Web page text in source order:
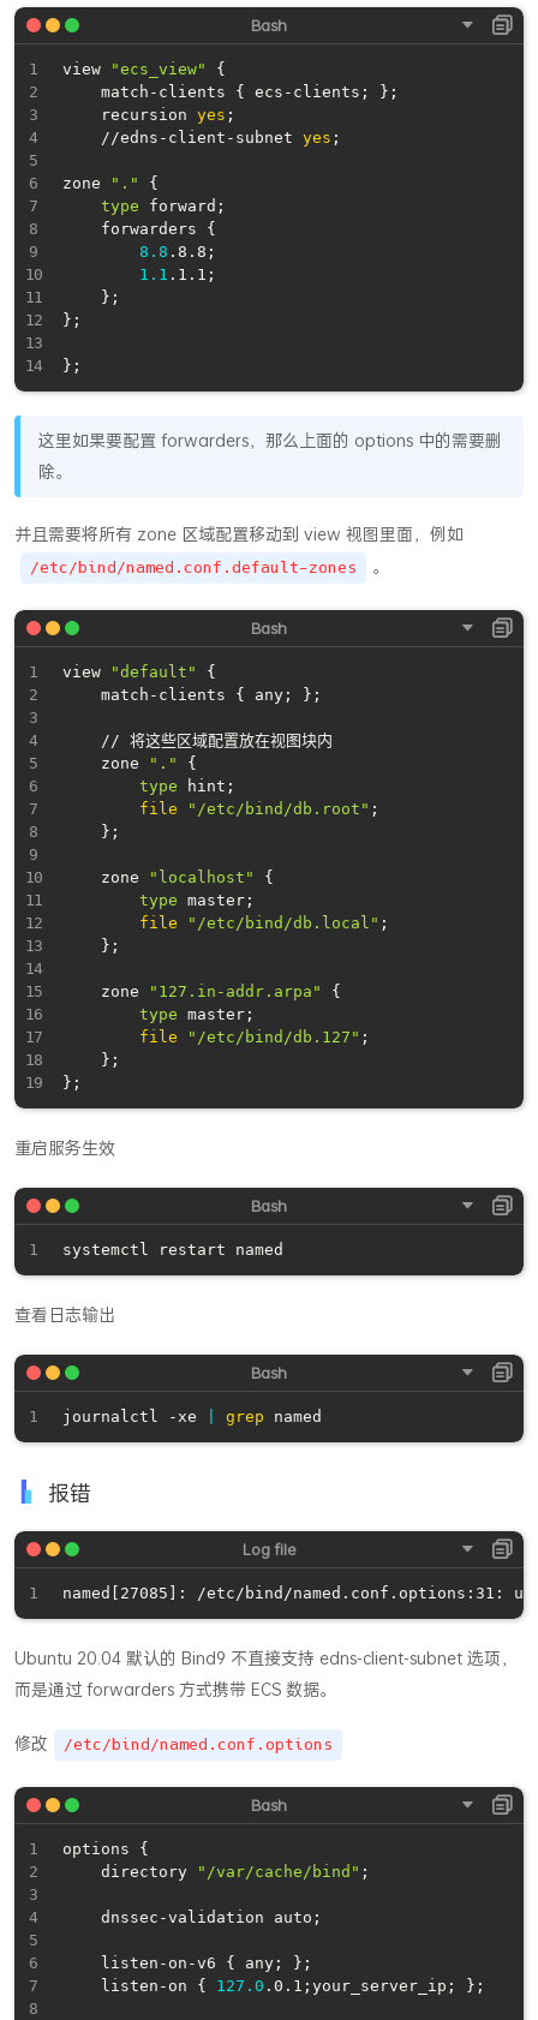
view "ecs_view"
{
    match-clients
{ ecs-clients ; } ;
    recursion
yes ;
    //edns-client-subnet
yes ;
zone "."
{
type forward ;
    forwarders
{
8.8 .8.8 ;
1.1 .1.1 ;
} ;
} ;
} ;
这里如果要配置 forwarders，那么上面的 options 中的需要删
除。
并且需要将所有 zone 区域配置移动到 view 视图里面，例如
/etc/bind/named.conf.default-zones 。
view "default"
{
    match-clients
{ any ; } ;
    // 将这些区域配置放在视图块内
    zone
"."
{
type hint ;
file
"/etc/bind/db.root" ;
} ;
    zone
"localhost"
{
type master ;
file
"/etc/bind/db.local" ;
} ;
    zone
"127.in-addr.arpa"
{
type master ;
file
"/etc/bind/db.127" ;
} ;
} ;
重启服务生效
查看日志输出
journalctl -xe grep
报错
Ubuntu 20.04 默认的 Bind9 不直接支持 edns-client-subnet 选项，
而是通过 forwarders 方式携带 ECS 数据。
修改 /etc/bind/named.conf.options
options {
	directory
"/var/cache/bind" ;
	dnssec-validation auto
;
	listen-on-v6
{ any ; } ;
	listen-on
{ 127.0 .0.1 ; your_server_ip ; } ;